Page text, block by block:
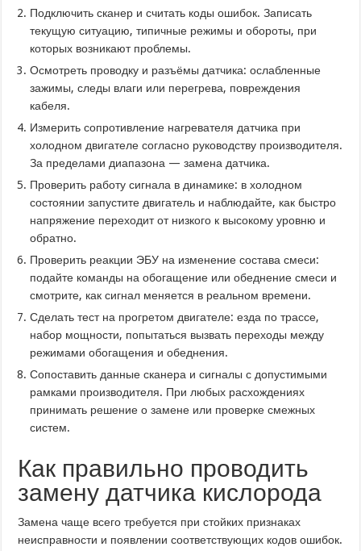
Подключить сканер и считать коды ошибок. Записать
текущую ситуацию, типичные режимы и обороты, при
которых возникают проблемы.
Осмотреть проводку и разъёмы датчика: ослабленные
зажимы, следы влаги или перегрева, повреждения
кабеля.
Измерить сопротивление нагревателя датчика при
холодном двигателе согласно руководству производителя.
За пределами диапазона — замена датчика.
Проверить работу сигнала в динамике: в холодном
состоянии запустите двигатель и наблюдайте, как быстро
напряжение переходит от низкого к высокому уровню и
обратно.
Проверить реакции ЭБУ на изменение состава смеси:
подайте команды на обогащение или обеднение смеси и
смотрите, как сигнал меняется в реальном времени.
Сделать тест на прогретом двигателе: езда по трассе,
набор мощности, попытаться вызвать переходы между
режимами обогащения и обеднения.
Сопоставить данные сканера и сигналы с допустимыми
рамками производителя. При любых расхождениях
принимать решение о замене или проверке смежных
систем.
Как правильно проводить
замену датчика кислорода
Замена чаще всего требуется при стойких признаках
неисправности и появлении соответствующих кодов ошибок.